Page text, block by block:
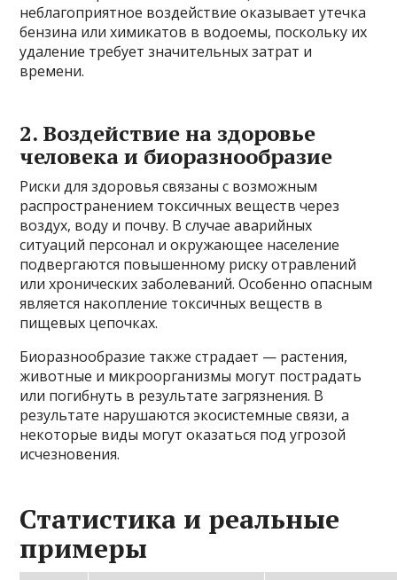
неблагоприятное воздействие оказывает утечка
бензина или химикатов в водоемы, поскольку их
удаление требует значительных затрат и
времени.
2. Воздействие на здоровье
человека и биоразнообразие
Риски для здоровья связаны с возможным
распространением токсичных веществ через
воздух, воду и почву. В случае аварийных
ситуаций персонал и окружающее население
подвергаются повышенному риску отравлений
или хронических заболеваний. Особенно опасным
является накопление токсичных веществ в
пищевых цепочках.
Биоразнообразие также страдает — растения,
животные и микроорганизмы могут пострадать
или погибнуть в результате загрязнения. В
результате нарушаются экосистемные связи, а
некоторые виды могут оказаться под угрозой
исчезновения.
Статистика и реальные
примеры